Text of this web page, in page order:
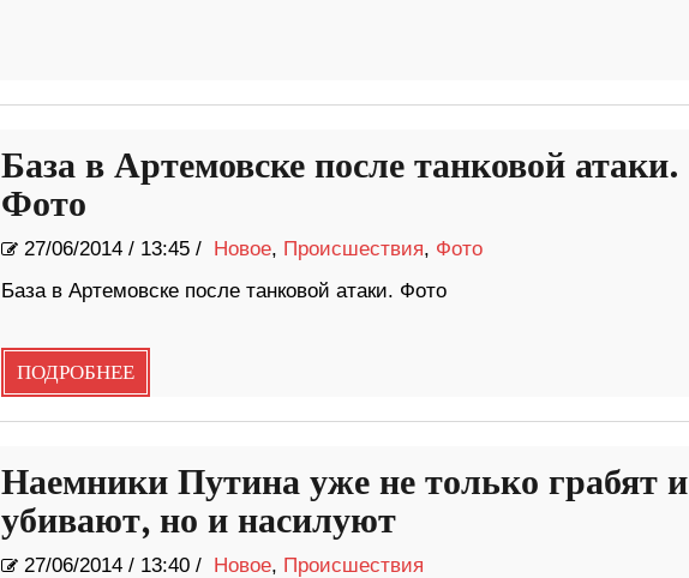
База в Артемовске после танковой атаки.
Фото
27/06/2014/ 13:45 / Новое, Происшествия, Фото
База в Артемовске после танковой атаки. Фото
ПОДРОБНЕЕ
Наемники Путина уже не только грабят и
убивают, но и насилуют
27/06/2014/ 13:40 / Новое, Происшествия